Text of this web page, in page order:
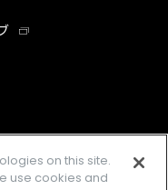
instagramtwitter
on this site.
use cookies and